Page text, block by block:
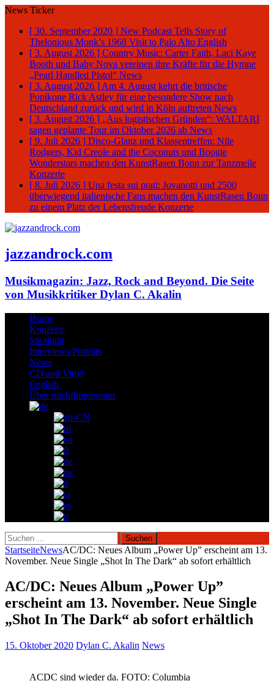
News Ticker
[ 30. September 2020 ] New Podcast Tells Story of
Thelonious Monk’s 1968 Visit to Palo Alto English
[ 3. August 2026 ] Country Music: Carter Faith, Laci Kaye
Booth und Baby Nova vereinen ihre Kräfte für die Hymne
„Pearl Handled Pistol“ News
[ 3. August 2026 ] Am 4. August kehrt die britische
Popikone Rick Astley für eine besondere Show nach
Deutschland zurück und wird in Köln auftreten News
[ 3. August 2026 ] „Aus logistischen Gründen“: WALTARI
sagen geplante Tour im Oktober 2026 ab News
[ 9. Juli 2026 ] Disco-Glanz und Klassentreffen: Nile
Rodgers, Kid Creole and the Coconuts und Boogie
Wonderstars machen den KunstRasen Bonn zur Tanzmeile
Konzerte
[ 8. Juli 2026 ] Una festa sui prati: Jovanotti und 2500
überwiegend italienische Fans machen den KunstRasen Bonn
zu einem Platz der Lebensfreude Konzerte
jazzandrock.com
Musikmagazin: Jazz, Rock and Beyond. Die Seite
von Musikkritiker Dylan C. Akalin
Home
Konzerte
Spotlight
Interviews/Porträts
News
CD and Vinyl
English
Über mich/Impressum
Suchen
nach:
StartseiteNewsAC/DC: Neues Album „Power Up” erscheint am 13.
November. Neue Single „Shot In The Dark“ ab sofort erhältlich
AC/DC: Neues Album „Power Up”
erscheint am 13. November. Neue Single
„Shot In The Dark“ ab sofort erhältlich
15. Oktober 2020 Dylan C. Akalin News
ACDC sind wieder da. FOTO: Columbia